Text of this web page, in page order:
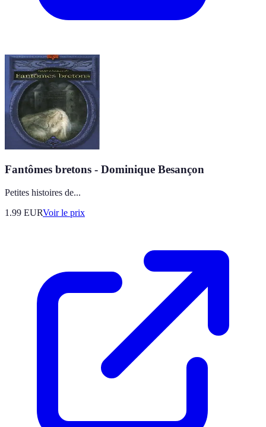
Fantômes bretons - Dominique Besançon
Petites histoires de...
1.99 EURVoir le prix